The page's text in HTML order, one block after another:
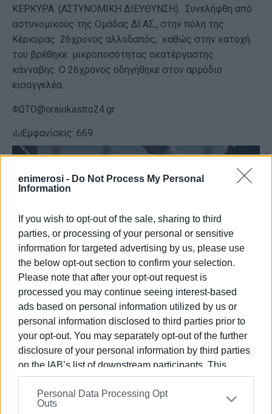
enimerosi - Do Not Process My Personal
Information
If you wish to opt-out of the sale, sharing to third
parties, or processing of your personal or sensitive
information for targeted advertising by us, please use
the below opt-out section to confirm your selection.
Please note that after your opt-out request is
processed you may continue seeing interest-based
ads based on personal information utilized by us or
personal information disclosed to third parties prior to
your opt-out. You may separately opt-out of the further
disclosure of your personal information by third parties
on the IAB’s list of downstream participants. This
information may also be disclosed by us to third parties
on theIAB’s List of Downstream Participants
that may
further disclose it to other third parties.
Personal Data Processing Opt
Outs
ΚΕΡΚΥΡΑ. (ΑΣΤΥΝΟΜΙΚΗ ΔΙΕΥΘΥΝΣΗ). Συνελήφθη από
αστυνομικούς της Ομάδας ΔΙ.ΑΣ., στην πόλη της
Κέρκυρας 26χρονος αλλοδαπός, καθώς στην κατοχή
του βρέθηκε μικροποσότητας ακατέργαστης
κάνναβης. Ο 26χρονος οδηγήθηκε στον αρμόδιο
εισαγγελέα.
ΦΩΤΟ@oraiokastro24.gr
Εμφανίσεις: 669
Ακολουθήστε το enimerosi στοFacebook